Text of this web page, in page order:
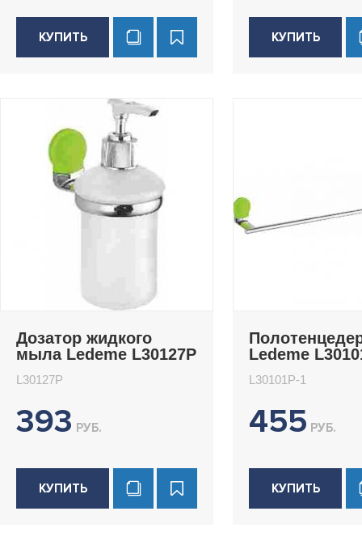
КУПИТЬ КУПИТЬ
Дозатор жидкого
мыла Ledeme L30127P
L30127P
393 РУБ.
КУПИТЬ
Ledeme
L30101P-1
455 РУБ.
КУПИТЬ